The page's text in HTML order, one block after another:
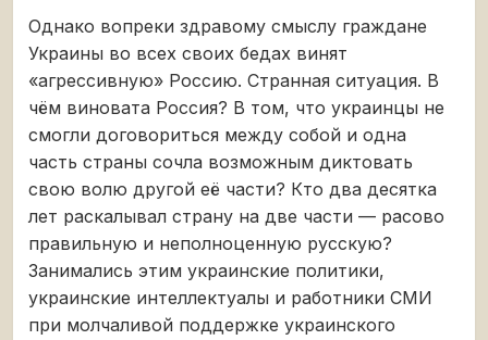
Однако вопреки здравому смыслу граждане
Украины во всех своих бедах винят
«агрессивную» Россию. Странная ситуация. В
чём виновата Россия? В том, что украинцы не
смогли договориться между собой и одна
часть страны сочла возможным диктовать
свою волю другой её части? Кто два десятка
лет раскалывал страну на две части — расово
правильную и неполноценную русскую?
Занимались этим украинские политики,
украинские интеллектуалы и работники СМИ
при молчаливой поддержке украинского